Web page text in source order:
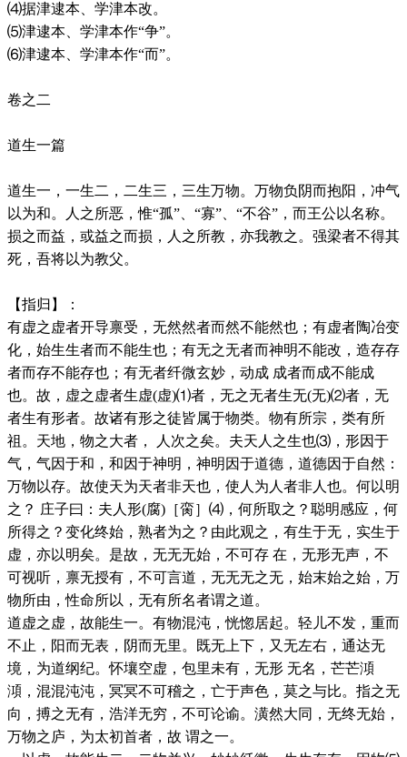
⑷据津逮本、学津本改。
⑸津逮本、学津本作“争”。
⑹津逮本、学津本作“而”。
卷之二
道生一篇
道生一，一生二，二生三，三生万物。万物负阴而抱阳，冲气
以为和。人之所恶，惟“孤”、“寡”、“不谷”，而王公以名称。
损之而益，或益之而损，人之所教，亦我教之。强梁者不得其
死，吾将以为教父。
【指归】：
有虚之虚者开导禀受，无然然者而然不能然也；有虚者陶冶变
化，始生生者而不能生也；有无之无者而神明不能改，造存存
者而存不能存也；有无者纤微玄妙，动成 成者而成不能成
也。故，虚之虚者生虚(虚)⑴者，无之无者生无(无)⑵者，无
者生有形者。故诸有形之徒皆属于物类。物有所宗，类有所
祖。天地，物之大者， 人次之矣。夫天人之生也⑶，形因于
气，气因于和，和因于神明，神明因于道德，道德因于自然：
万物以存。故使天为天者非天也，使人为人者非人也。何以明
之？ 庄子曰：夫人形(腐)［脔］⑷，何所取之？聪明感应，何
所得之？变化终始，熟者为之？由此观之，有生于无，实生于
虚，亦以明矣。是故，无无无始，不可存 在，无形无声，不
可视听，禀无授有，不可言道，无无无之无，始末始之始，万
物所由，性命所以，无有所名者谓之道。
道虚之虚，故能生一。有物混沌，恍惚居起。轻儿不发，重而
不止，阳而无表，阴而无里。既无上下，又无左右，通达无
境，为道纲纪。怀壤空虚，包里未有，无形 无名，芒芒澒
澒，混混沌沌，冥冥不可稽之，亡于声色，莫之与比。指之无
向，搏之无有，浩洋无穷，不可论谕。潢然大同，无终无始，
万物之庐，为太初首者，故 谓之一。